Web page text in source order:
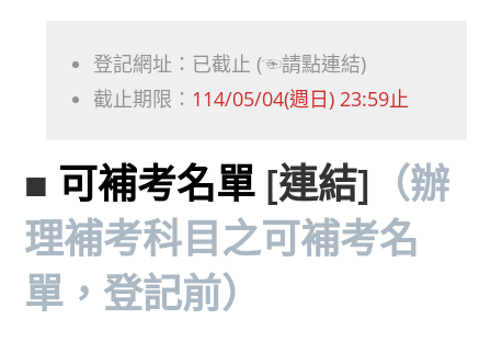
登記網址：已截止 (☜請點連結)
截止期限： 114/05/04(週日) 23:59止
■ 可補考名單 [連結] （辦
理補考科目之可補考名
單，登記前）